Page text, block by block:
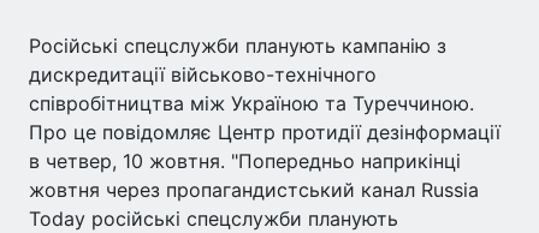
Російські спецслужби планують кампанію з
дискредитації військово-технічного
співробітництва між Україною та Туреччиною.
Про це повідомляє Центр протидії дезінформації
в четвер, 10 жовтня. "Попередньо наприкінці
жовтня через пропагандистський канал Russia
Today російські спецслужби планують